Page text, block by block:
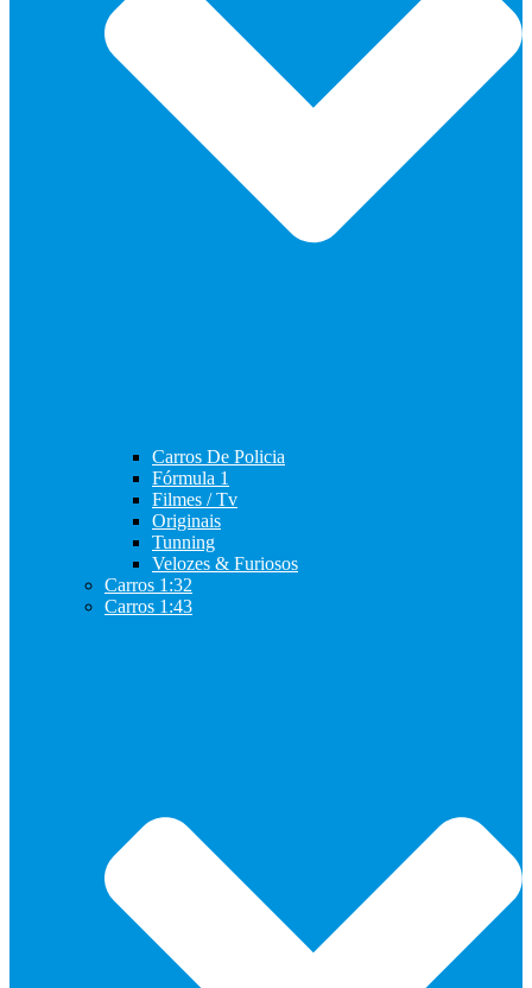
Carros De Policia
Fórmula 1
Filmes / Tv
Originais
Tunning
Velozes & Furiosos
Carros 1:32
Carros 1:43